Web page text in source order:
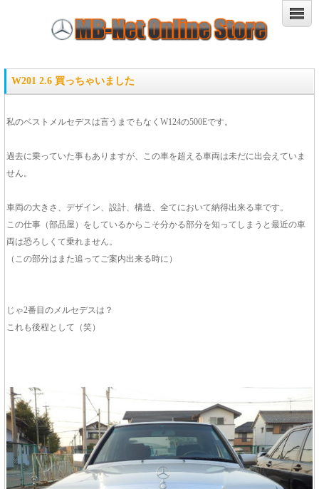
W201 2.6 買っちゃいました
私のベストメルセデスは言うまでもなくW124の500Eです。
過去に乗っていた事もありますが、この車を超える車両は未だに出会えていま
せん。
車両の大きさ、デザイン、設計、構造、全てにおいて納得出来る車です。
この仕事（部品屋）をしているからこそ分かる部分を知ってしまうと最近の車
両は恐ろしくて乗れません。
（この部分はまた追ってご案内出来る時に）
じゃ2番目のメルセデスは？
これも後程として（笑）